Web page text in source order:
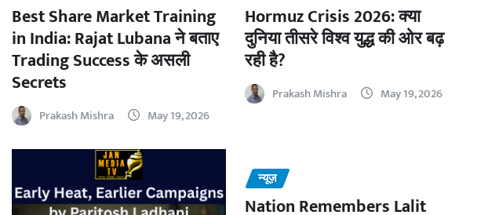
Best Share Market Training
in India: Rajat Lubana ने बताए
Trading Success के असली
Secrets
Prakash Mishra May 19, 2026
Hormuz Crisis 2026: क्या
दुनिया तीसरे विश्व युद्ध की ओर बढ़
रही है?
Prakash Mishra May 19, 2026
न्यूज़
Nation Remembers Lalit